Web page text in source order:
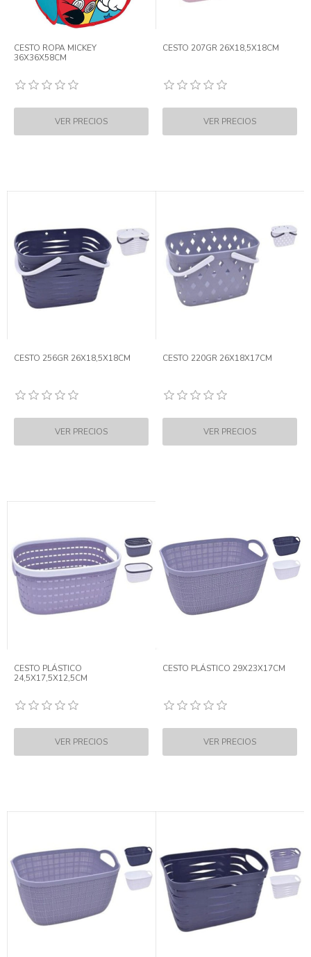
CESTO ROPA MICKEY
36X36X58CM
CESTO 207GR 26X18,5X18CM
CESTO 256GR 26X18,5X18CM CESTO 220GR 26X18X17CM
CESTO PLÁSTICO
24,5X17,5X12,5CM
CESTO PLÁSTICO 29X23X17CM